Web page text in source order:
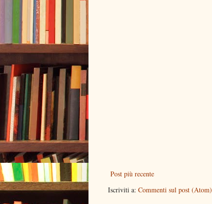
Post più recente
Iscriviti a: Commenti sul post (Atom)